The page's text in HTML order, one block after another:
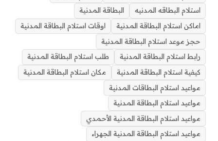
استلام البطاقه المدنيه
البطاقة المدنية
اماكن استلام البطاقة المدنية
اوقات استلام البطاقة المدنية
حجز موعد استلام البطاقة المدنية
رابط استلام البطاقة المدنية
طلب استلام البطاقة المدنية
كيفية استلام البطاقة المدنية
مكان استلام البطاقة المدنية
مواعيد استلام البطاقات المدنية
مواعيد استلام البطاقة المدنية
مواعيد استلام البطاقة المدنية الأحمدي
مواعيد استلام البطاقة المدنية الجهراء